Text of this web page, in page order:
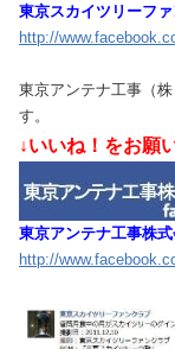
東京スカイツリーフ
http://
東京アンテナ工事（
す。
↓いいね！をお願
東京アンテナ工事株
http://